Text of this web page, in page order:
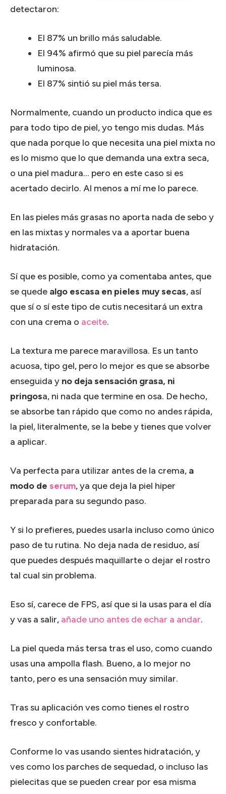
detectaron:
El 87% un brillo más saludable.
El 94% afirmó que su piel parecía más
luminosa.
El 87% sintió su piel más tersa.
Normalmente, cuando un producto indica que es
para todo tipo de piel, yo tengo mis dudas. Más
que nada porque lo que necesita una piel mixta no
es lo mismo que lo que demanda una extra seca,
o una piel madura… pero en este caso si es
acertado decirlo. Al menos a mí me lo parece.
En las pieles más grasas no aporta nada de sebo y
en las mixtas y normales va a aportar buena
hidratación.
Sí que es posible, como ya comentaba antes, que
se quede algo escasa en pieles muy secas, así
que sí o sí este tipo de cutis necesitará un extra
con una crema o aceite.
La textura me parece maravillosa. Es un tanto
acuosa, tipo gel, pero lo mejor es que se absorbe
enseguida y no deja sensación grasa, ni
pringosa, ni nada que termine en osa. De hecho,
se absorbe tan rápido que como no andes rápida,
la piel, literalmente, se la bebe y tienes que volver
a aplicar.
Va perfecta para utilizar antes de la crema, a
modo de serum, ya que deja la piel hiper
preparada para su segundo paso.
Y si lo prefieres, puedes usarla incluso como único
paso de tu rutina. No deja nada de residuo, así
que puedes después maquillarte o dejar el rostro
tal cual sin problema.
Eso sí, carece de FPS, así que si la usas para el día
y vas a salir, añade uno antes de echar a andar.
La piel queda más tersa tras el uso, como cuando
usas una ampolla flash. Bueno, a lo mejor no
tanto, pero es una sensación muy similar.
Tras su aplicación ves como tienes el rostro
fresco y confortable.
Conforme lo vas usando sientes hidratación, y
ves como los parches de sequedad, o incluso las
pielecitas que se pueden crear por esa misma